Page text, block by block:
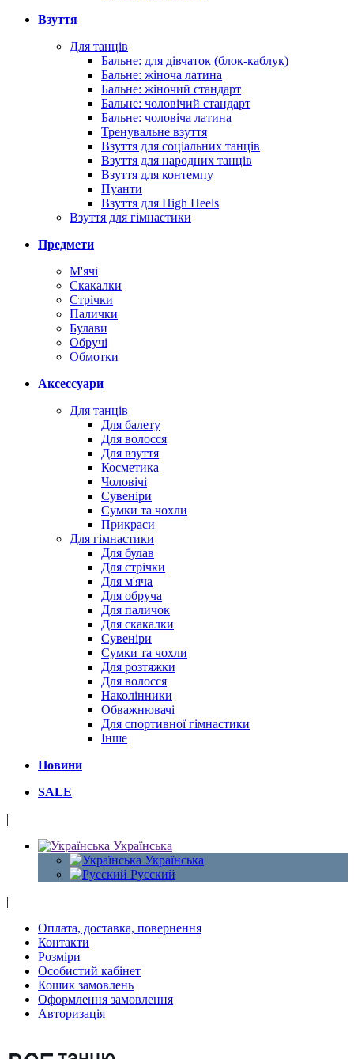
Взуття
Для танців
Бальне: для дівчаток (блок-каблук)
Бальне: жіноча латина
Бальне: жіночий стандарт
Бальне: чоловічий стандарт
Бальне: чоловіча латина
Тренувальне взуття
Взуття для соціальних танців
Взуття для народних танців
Взуття для контемпу
Пуанти
Взуття для High Heels
Взуття для гімнастики
Предмети
М'ячі
Скакалки
Стрічки
Палички
Булави
Обручі
Обмотки
Аксессуари
Для танців
Для балету
Для волосся
Для взуття
Косметика
Чоловічі
Сувеніри
Сумки та чохли
Прикраси
Для гімнастики
Для булав
Для стрічки
Для м'яча
Для обруча
Для паличок
Для скакалки
Сувеніри
Сумки та чохли
Для розтяжки
Для волосся
Наколінники
Обважнювачі
Для спортивної гімнастики
Інше
Новини
SALE
|
Українська
Українська
Русский
|
Оплата, доставка, повернення
Контакти
Розміри
Особистий кабінет
Кошик замовлень
Оформлення замовлення
Авторизація